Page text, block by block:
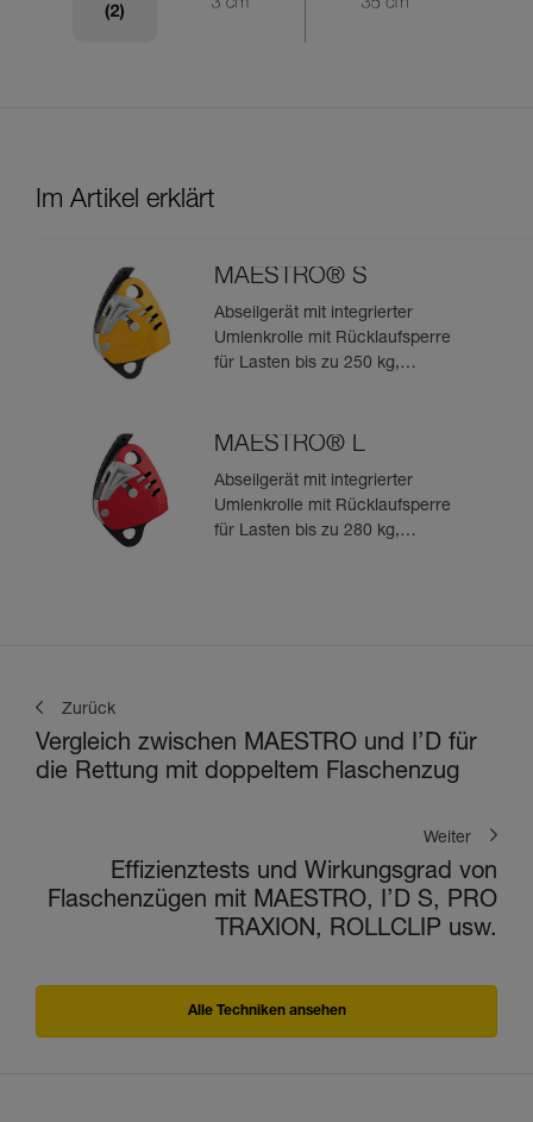
Im Artikel erklärt
MAESTRO® S
Abseilgerät mit integrierter
Umlenkrolle mit Rücklaufsperre
für Lasten bis zu 250 kg,
MAESTRO® L
Abseilgerät mit integrierter
Umlenkrolle mit Rücklaufsperre
für Lasten bis zu 280 kg,
Zurück
Vergleich zwischen MAESTRO und I’D für
die Rettung mit doppeltem Flaschenzug
Weiter
Effizienztests und Wirkungsgrad von
Flaschenzügen mit MAESTRO, I’D S, PRO
TRAXION, ROLLCLIP usw.
Alle Techniken ansehen